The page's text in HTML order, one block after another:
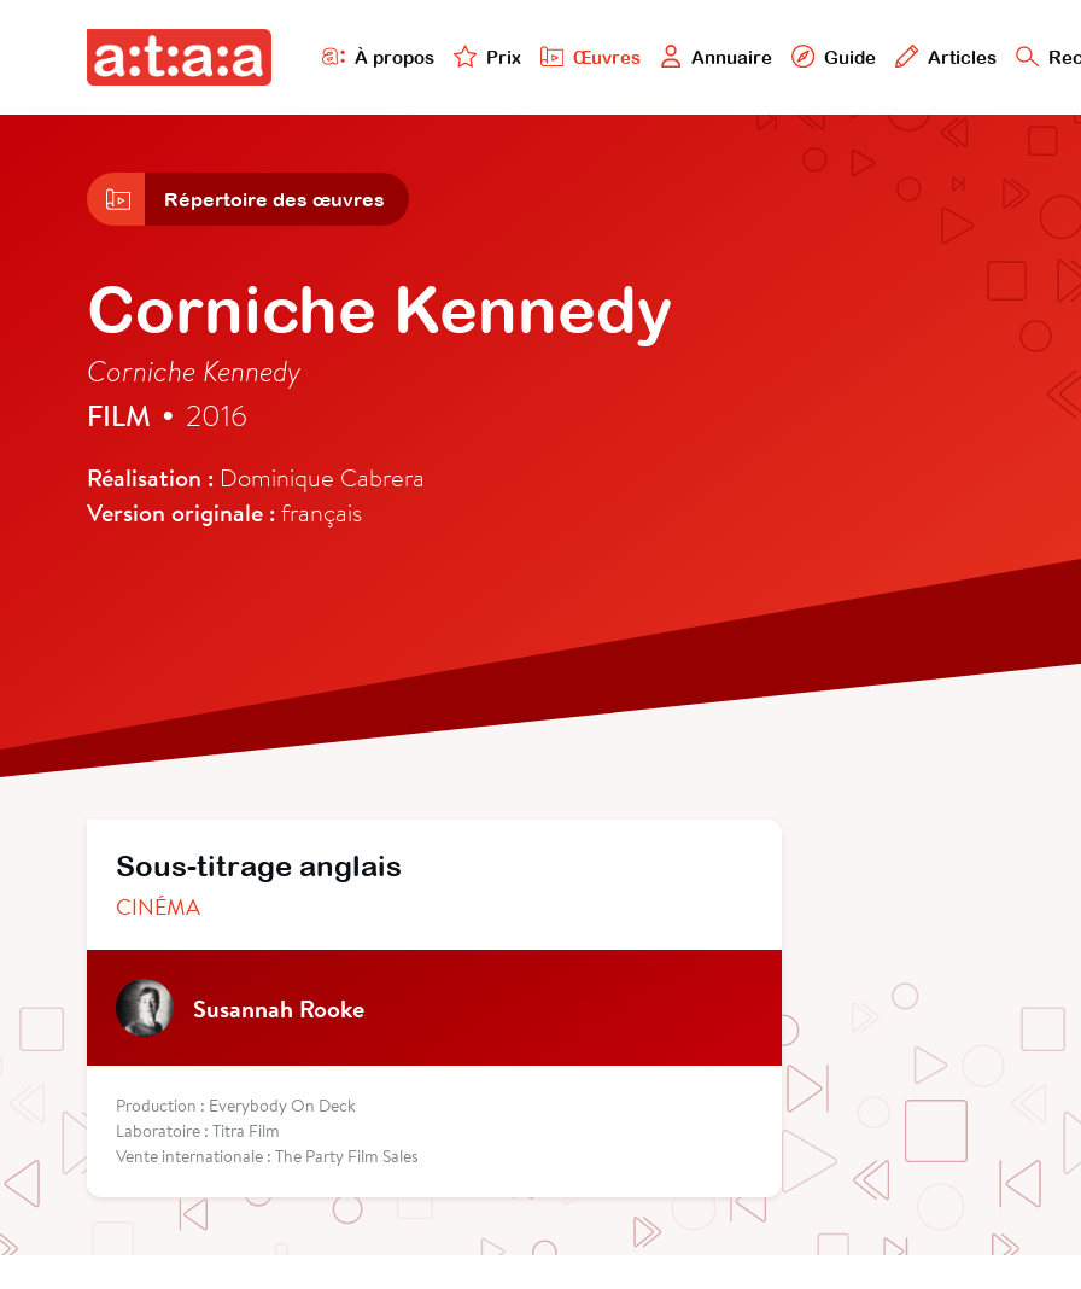
À propos Prix Œuvres Annuaire Guide Articles
Répertoire des œuvres
Corniche Kennedy
Corniche Kennedy
FILM • 2016
Réalisation : Dominique Cabrera
Version originale :français
Sous-titrage anglais
CINÉMA
Susannah Rooke
Production : Everybody On Deck
Laboratoire : Titra Film
Vente internationale : The Party Film Sales